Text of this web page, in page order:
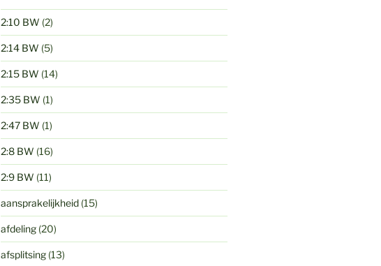
2:10 BW (2)
2:14 BW (5)
2:15 BW (14)
2:35 BW (1)
2:47 BW (1)
2:8 BW (16)
2:9 BW (11)
aansprakelijkheid(15)
afdeling(20)
afsplitsing(13)